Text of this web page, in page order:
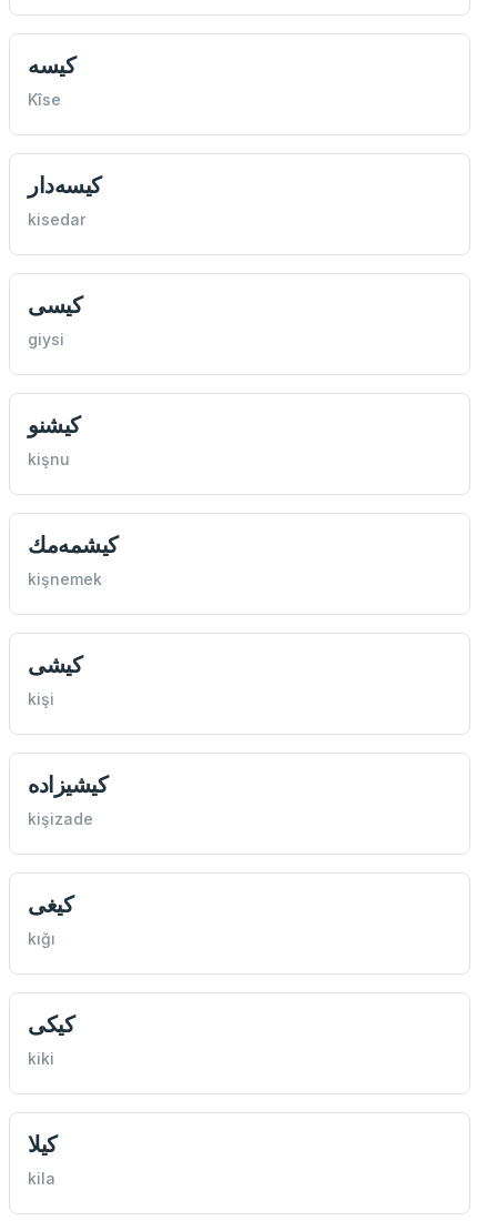
كيسه
Kîse
كيسه‌دار
kisedar
كیسی
giysi
كيشنو
kişnu
كيشمه‌مك
kişnemek
كيشی
kişi
كيشيزاده
kişizade
كیغی
kığı
كیكی
kiki
كيلا
kila